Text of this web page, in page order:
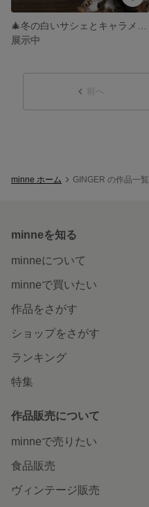
展示中
前へ
minne ホーム GINGER の作品一覧
minneを知る
minneについて
minneで買いたい
作品をさがす
ショップをさがす
ランキング
特集
作品販売について
minneで売りたい
食品販売
ヴィンテージ販売